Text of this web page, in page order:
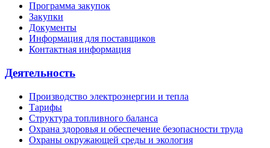
Программа закупок
Закупки
Документы
Информация для поставщиков
Контактная информация
Деятельность
Производство электроэнергии и тепла
Тарифы
Структура топливного баланса
Охрана здоровья и обеспечение безопасности труда
Охраны окружающей среды и экология